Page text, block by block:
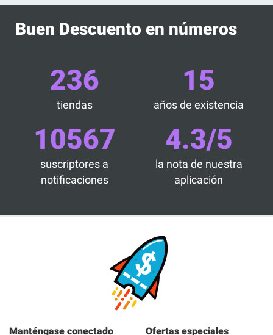
Buen Descuento en números
236
tiendas
15
años de existencia
10567
suscriptores a
notificaciones
4.3/5
la nota de nuestra
aplicación
Manténgase conectado
Ofertas especiales